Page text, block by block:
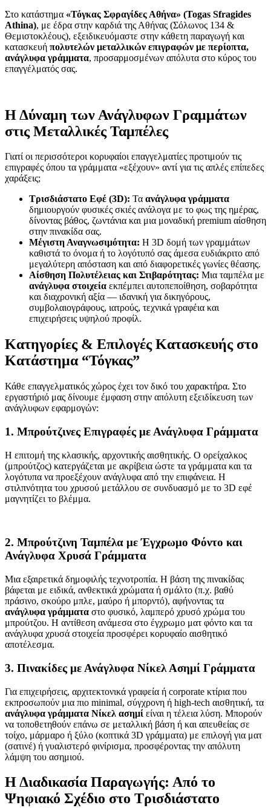
Στο κατάστημα «Τόγκας Σφραγίδες Αθήνα» (Togas Sfragides
Athina), με έδρα στην καρδιά της Αθήνας (Σόλωνος 134 &
Θεμιστοκλέους), εξειδικευόμαστε στην κάθετη παραγωγή και
κατασκευή πολυτελών μεταλλικών επιγραφών με περίοπτα,
ανάγλυφα γράμματα, προσαρμοσμένων απόλυτα στο κύρος του
επαγγέλματός σας.
Η Δύναμη των Ανάγλυφων Γραμμάτων
στις Μεταλλικές Ταμπέλες
Γιατί οι περισσότεροι κορυφαίοι επαγγελματίες προτιμούν τις
επιγραφές όπου τα γράμματα «εξέχουν» αντί για τις απλές επίπεδες
χαράξεις;
Τρισδιάστατο Εφέ (3D): Τα ανάγλυφα γράμματα
δημιουργούν φυσικές σκιές ανάλογα με το φως της ημέρας,
δίνοντας βάθος, ζωντάνια και μια μοναδική premium αίσθηση
στην πινακίδα σας.
Μέγιστη Αναγνωσιμότητα: Η 3D δομή των γραμμάτων
καθιστά το όνομα ή το λογότυπό σας άμεσα ευδιάκριτο από
μεγαλύτερη απόσταση και από διαφορετικές γωνίες θέασης.
Αίσθηση Πολυτέλειας και Στιβαρότητας: Μια ταμπέλα με
ανάγλυφα στοιχεία εκπέμπει αυτοπεποίθηση, σοβαρότητα
και διαχρονική αξία — ιδανική για δικηγόρους,
συμβολαιογράφους, ιατρούς, τεχνικά γραφέια και
επιχειρήσεις υψηλού προφίλ.
Κατηγορίες & Επιλογές Κατασκευής στο
Κατάστημα “Τόγκας”
Κάθε επαγγελματικός χώρος έχει τον δικό του χαρακτήρα. Στο
εργαστήριό μας δίνουμε έμφαση στην απόλυτη εξειδίκευση των
ανάγλυφων εφαρμογών:
1. Μπρούτζινες Επιγραφές με Ανάγλυφα Γράμματα
Η επιτομή της κλασικής, αρχοντικής αισθητικής. Ο ορείχαλκος
(μπρούτζος) κατεργάζεται με ακρίβεια ώστε τα γράμματα και τα
λογότυπα να προεξέχουν ανάγλυφα από την επιφάνεια. Η
στιλπνότητα του χρυσού μετάλλου σε συνδυασμό με το 3D εφέ
μαγνητίζει το βλέμμα.
2. Μπρούτζινη Ταμπέλα με Έγχρωμο Φόντο και
Ανάγλυφα Χρυσά Γράμματα
Μια εξαιρετικά δημοφιλής τεχνοτροπία. Η βάση της πινακίδας
βάφεται με ειδικά, ανθεκτικά χρώματα ή σμάλτο (π.χ. βαθύ
πράσινο, σκούρο μπλε, μαύρο ή μπορντό), αφήνοντας τα
ανάγλυφα γράμματα στο φυσικό, λαμπερό χρυσό χρώμα του
μπρούτζου. Η αντίθεση ανάμεσα στο έγχρωμο ματ φόντο και τα
ανάγλυφα χρυσά στοιχεία προσφέρει κορυφαίο αισθητικό
αποτέλεσμα.
3. Πινακίδες με Ανάγλυφα Νίκελ Ασημί Γράμματα
Για επιχειρήσεις, αρχιτεκτονικά γραφεία ή corporate κτίρια που
εκπροσωπούν μια πιο minimal, σύγχρονη ή high-tech αισθητική, τα
ανάγλυφα γράμματα Νίκελ ασημί είναι η τέλεια λύση. Μπορούν
να τοποθετηθούν επάνω σε μεταλλική βάση ή και απευθείας σε
τοίχο, μάρμαρο ή ξύλο (κοπτικά 3D γράμματα) με επιλογή για ματ
(σατινέ) ή γυαλιστερό φινίρισμα, προσφέροντας την απόλυτη
λάμψη του ασημιού.
Η Διαδικασία Παραγωγής: Από το
Ψηφιακό Σχέδιο στο Τρισδιάστατο